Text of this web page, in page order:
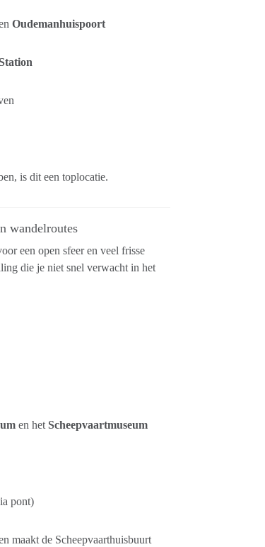
Oudemanhuispoort
is dit een toplocatie.
wandelroutes
een open sfeer en veel frisse
die je niet snel verwacht in het
en het Scheepvaartmuseum
pont)
maakt de Scheepvaarthuisbuurt